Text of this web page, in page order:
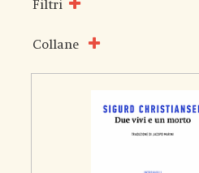
Filtri
Collane